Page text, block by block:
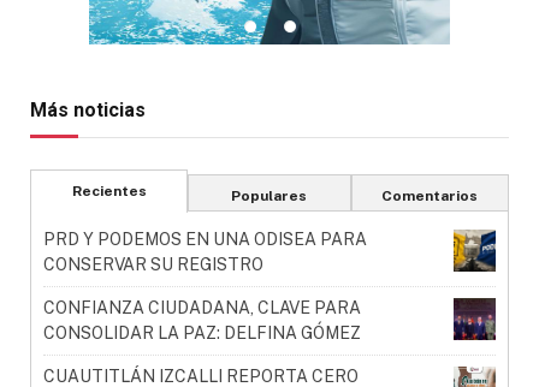
Más noticias
Recientes Populares Comentarios
PRD Y PODEMOS EN UNA ODISEA PARA
CONSERVAR SU REGISTRO
CONFIANZA CIUDADANA, CLAVE PARA
CONSOLIDAR LA PAZ: DELFINA GÓMEZ
CUAUTITLÁN IZCALLI REPORTA CERO